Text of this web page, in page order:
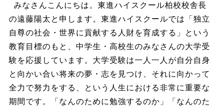
みなさんこんにちは。東進ハイスクール柏校校舎長
の遠藤陽太と申します。東進ハイスクールでは「独立
自尊の社会・世界に貢献する人財を育成する」という
教育目標のもと、中学生・高校生のみなさんの大学受
験を応援しています。大学受験は一人一人が自分自身
と向かい合い将来の夢・志を見つけ、それに向かって
全力で努力をする、という人生における非常に重要な
期間です。「なんのために勉強するのか」「なんのた